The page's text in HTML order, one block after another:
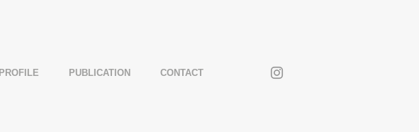
PROFILE PUBLICATION CONTACT